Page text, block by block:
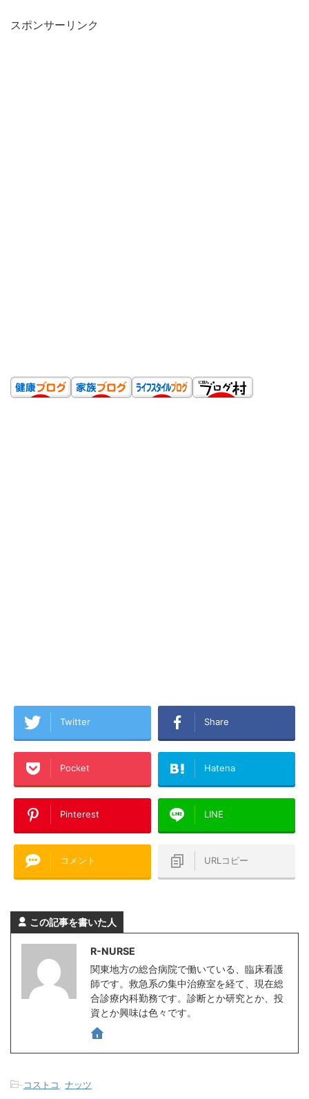
スポンサーリンク
Twitter Share
Pocket Hatena
Pinterest LINE
コメント URLコピー
この記事を書いた人
R-NURSE
関東地方の総合病院で働いている、臨床看護
師です。救急系の集中治療室を経て、現在総
合診療内科勤務です。診断とか研究とか、投
資とか興味は色々です。
-コストコ, ナッツ